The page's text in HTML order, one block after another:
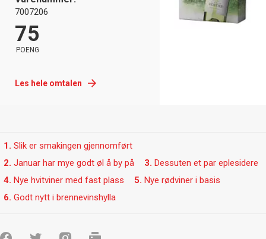
7007206
75
POENG
Les hele omtalen
1. Slik er smakingen gjennomført
2. Januar har mye godt øl å by på 3. Dessuten et par eplesidere
4. Nye hvitviner med fast plass 5. Nye rødviner i basis
6. Godt nytt i brennevinshylla